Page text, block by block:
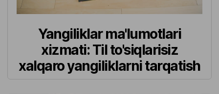
Yangiliklar ma'lumotlari
xizmati: Til to'siqlarisiz
xalqaro yangiliklarni tarqatish